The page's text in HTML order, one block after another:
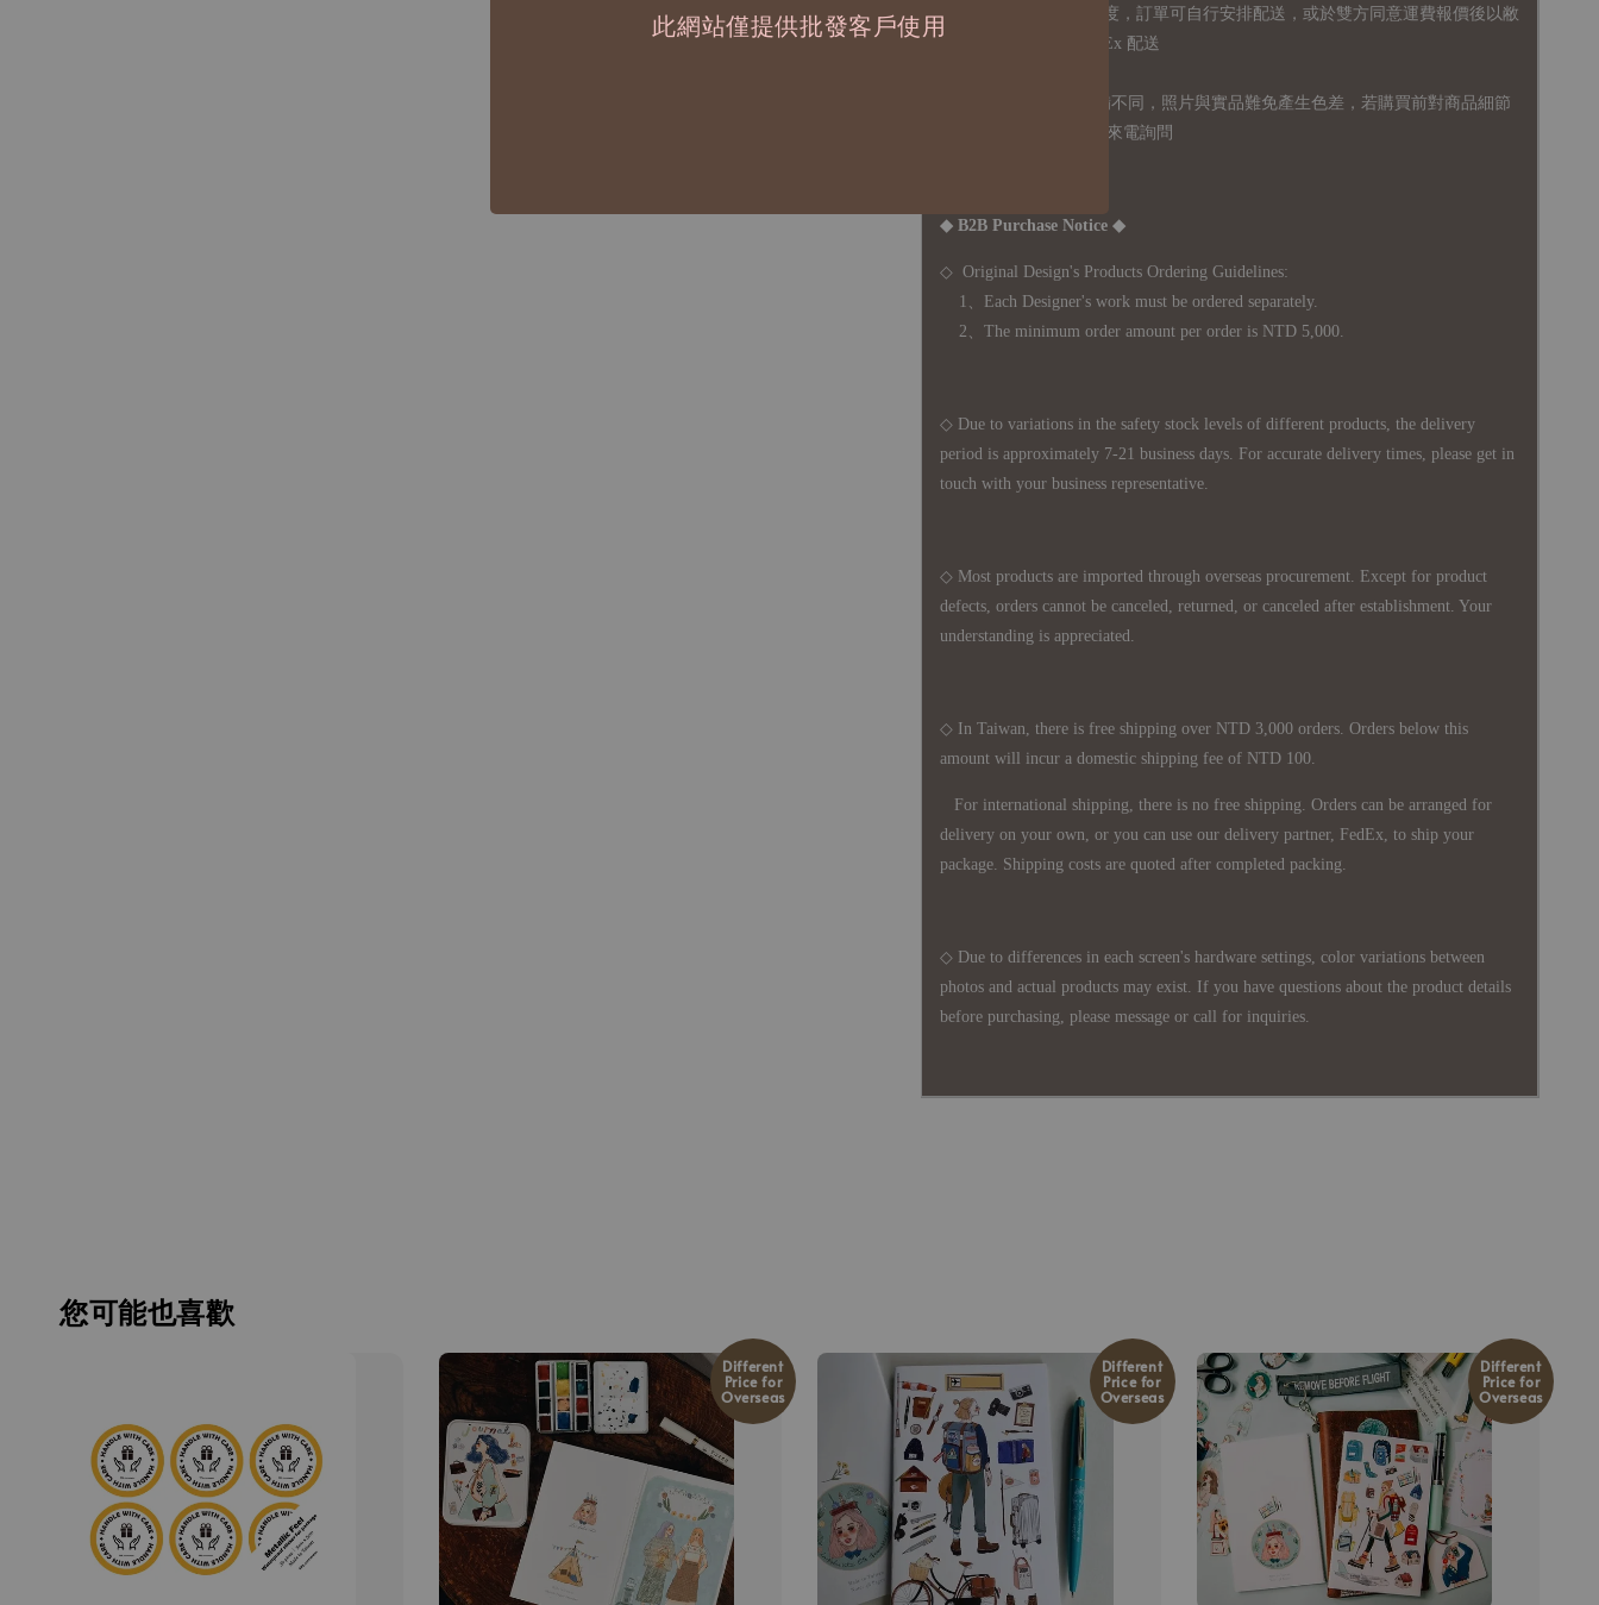
此網站僅提供批發客戶使用國際運送 - 無免運額度，訂單可自行安排配送，或於雙方同意運費報價後以敝
司簽約合作之快遞 FedEx 配送
每台螢幕硬體設備不同，照片與實品難免產生色差，若購買前對商品細節
有所疑問，歡迎訊息或來電詢問
◆ B2B Purchase Notice ◆
◇ Original Design's Products Ordering Guidelines:
1、Each Designer's work must be ordered separately.
2、The minimum order amount per order is NTD 5,000.
◇ Due to variations in the safety stock levels of different products, the delivery
period is approximately 7-21 business days. For accurate delivery times, please get in
touch with your business representative.
◇ Most products are imported through overseas procurement. Except for product
defects, orders cannot be canceled, returned, or canceled after establishment. Your
understanding is appreciated.
◇ In Taiwan, there is free shipping over NTD 3,000 orders. Orders below this
amount will incur a domestic shipping fee of NTD 100.
For international shipping, there is no free shipping. Orders can be arranged for
delivery on your own, or you can use our delivery partner, FedEx, to ship your
package. Shipping costs are quoted after completed packing.
◇ Due to differences in each screen's hardware settings, color variations between
photos and actual products may exist. If you have questions about the product details
before purchasing, please message or call for inquiries.
您可能也喜歡
Different
Price for
Overseas
Different
Price for
Overseas
Different
Price for
Overseas